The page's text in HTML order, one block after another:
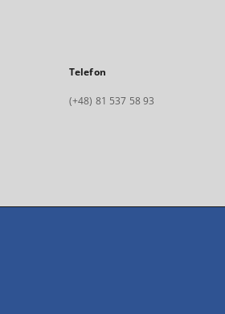
Telefon
(+48) 81 537 58 93